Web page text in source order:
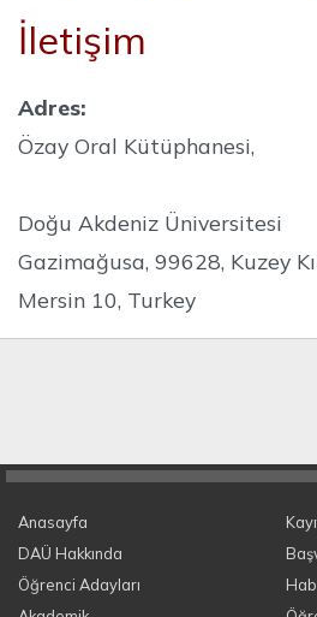
İletişim
Adres:
Özay Oral Kütüphanesi,
Doğu Akdeniz Üniversitesi
Gazimağusa, 99628, Kuzey
Mersin 10, Turkey
Anasayfa
DAÜ Hakkında
Öğrenci Adayları